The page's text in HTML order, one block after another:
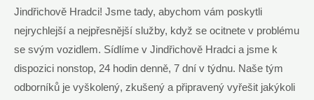
Jindřichově Hradci! Jsme tady, abychom vám poskytli
nejrychlejší a nejpřesnější služby, když se ocitnete v problému
se svým vozidlem. Sídlíme v Jindřichově Hradci a jsme k
dispozici nonstop, 24 hodin denně, 7 dní v týdnu. Naše tým
odborníků je vyškolený, zkušený a připravený vyřešit jakýkoli